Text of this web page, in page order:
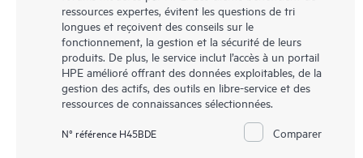
ressources expertes, évitent les questions de tri
longues et reçoivent des conseils sur le
fonctionnement, la gestion et la sécurité de leurs
produits. De plus, le service inclut l’accès à un portail
HPE amélioré offrant des données exploitables, de la
gestion des actifs, des outils en libre-service et des
ressources de connaissances sélectionnées.
N° référence H45BDE Comparer